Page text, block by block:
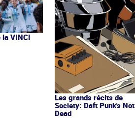
la VINCI
Les grands récits de
Society: Daft Punk's Not
Dead